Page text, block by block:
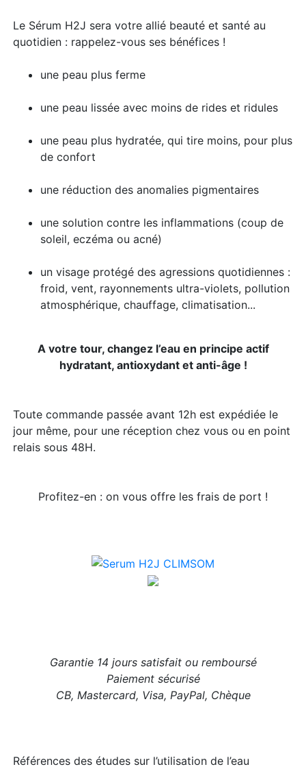
Le Sérum H2J sera votre allié beauté et santé au
quotidien : rappelez-vous ses bénéfices !
une peau plus ferme
une peau lissée avec moins de rides et ridules
une peau plus hydratée, qui tire moins, pour plus
de confort
une réduction des anomalies pigmentaires
une solution contre les inflammations (coup de
soleil, eczéma ou acné)
​un visage protégé des agressions quotidiennes :
froid, vent, rayonnements ultra-violets, pollution
atmosphérique, chauffage, climatisation...
A votre tour, changez l’eau en principe actif
hydratant, antioxydant et anti-âge !
Toute commande passée avant 12h est expédiée le
jour même, pour une réception chez vous ou en point
relais sous 48H.
Profitez-en : on vous offre les frais de port !
Garantie 14 jours satisfait ou remboursé
Paiement sécurisé
CB, Mastercard, Visa, PayPal, Chèque
Références des études sur l’utilisation de l’eau